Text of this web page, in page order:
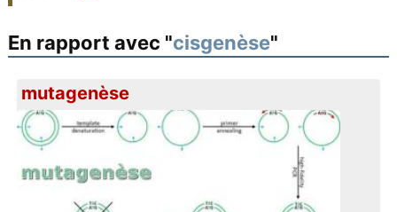
En rapport avec "cisgenèse"
mutagenèse